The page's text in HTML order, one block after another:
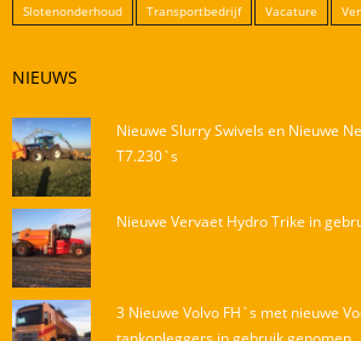
Slotenonderhoud
Transportbedrijf Vacature
NIEUWS
Nieuwe Slurry Swivels en Nieuwe
T7.230`s
Nieuwe Vervaet Hydro Trike in
3 Nieuwe Volvo FH`s met nieuwe